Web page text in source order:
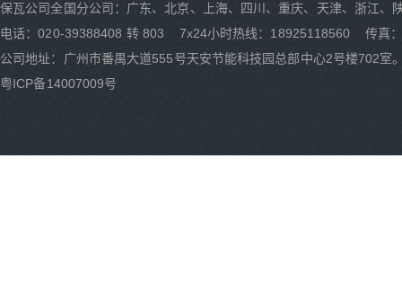
保瓦公司全国分公司：广东、北京、上海、四川、重庆、天津、浙江
电话：020-39388408 转 803 7x24小时热线：18925118560 传真
公司地址：广州市番禺大道555号天安节能科技园总部中心2号楼702室
粤ICP备14007009号